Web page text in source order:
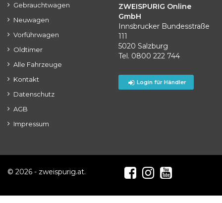
Gebrauchtwagen
Neuwagen
Vorführwagen
Oldtimer
Alle Fahrzeuge
Kontakt
Datenschutz
AGB
Impressum
ZWEISPURIG Online
GmbH
Innsbrucker Bundesstraße
111
5020 Salzburg
Tel. 0800 222 744
Login für Händler
© 2026 - zweispurig.at.